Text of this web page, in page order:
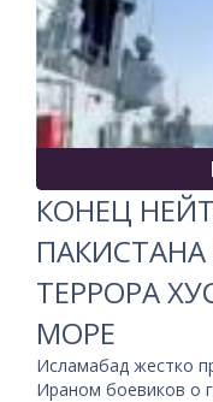
КОНЕЦ
ТЕРРОРА
МОРЕ
Исламабад жестко
Ираном боевиков о